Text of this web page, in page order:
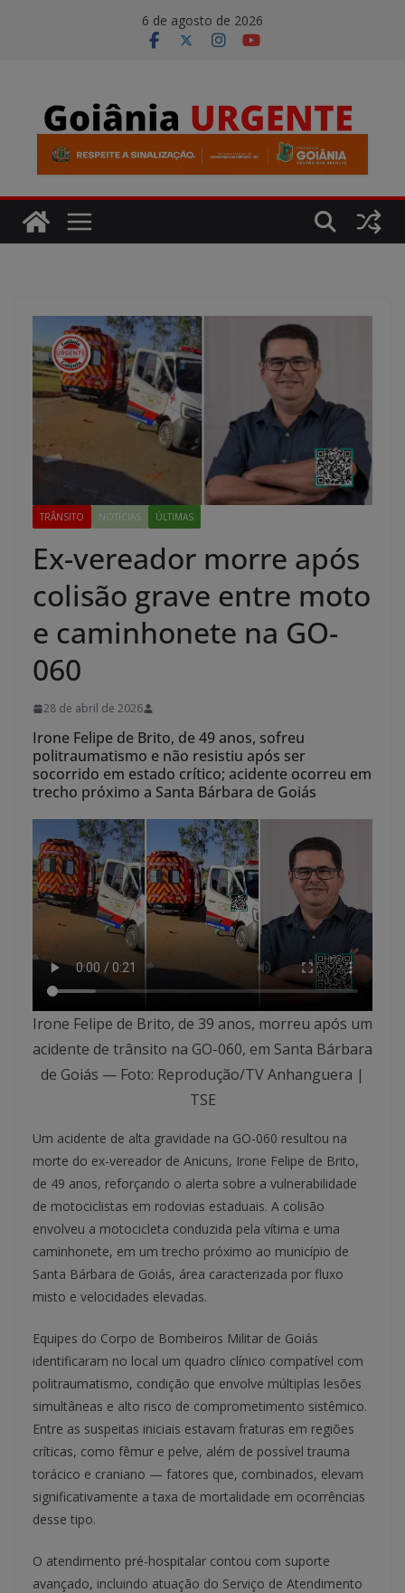
6 de agosto de 2026
TRÂNSITO NOTÍCIAS ÚLTIMAS
Ex-vereador morre após
colisão grave entre moto
e caminhonete na GO-
060
28 de abril de 2026
Irone Felipe de Brito, de 49 anos, sofreu
politraumatismo e não resistiu após ser
socorrido em estado crítico; acidente ocorreu em
trecho próximo a Santa Bárbara de Goiás
Irone Felipe de Brito, de 39 anos, morreu após um
acidente de trânsito na GO-060, em Santa Bárbara
de Goiás — Foto: Reprodução/TV Anhanguera |
TSE
Um acidente de alta gravidade na GO-060 resultou na
morte do ex-vereador de Anicuns, Irone Felipe de Brito,
de 49 anos, reforçando o alerta sobre a vulnerabilidade
de motociclistas em rodovias estaduais. A colisão
envolveu a motocicleta conduzida pela vítima e uma
caminhonete, em um trecho próximo ao município de
Santa Bárbara de Goiás, área caracterizada por fluxo
misto e velocidades elevadas.
Equipes do Corpo de Bombeiros Militar de Goiás
identificaram no local um quadro clínico compatível com
politraumatismo, condição que envolve múltiplas lesões
simultâneas e alto risco de comprometimento sistêmico.
Entre as suspeitas iniciais estavam fraturas em regiões
críticas, como fêmur e pelve, além de possível trauma
torácico e craniano — fatores que, combinados, elevam
significativamente a taxa de mortalidade em ocorrências
desse tipo.
O atendimento pré-hospitalar contou com suporte
avançado, incluindo atuação do Serviço de Atendimento
modal-check